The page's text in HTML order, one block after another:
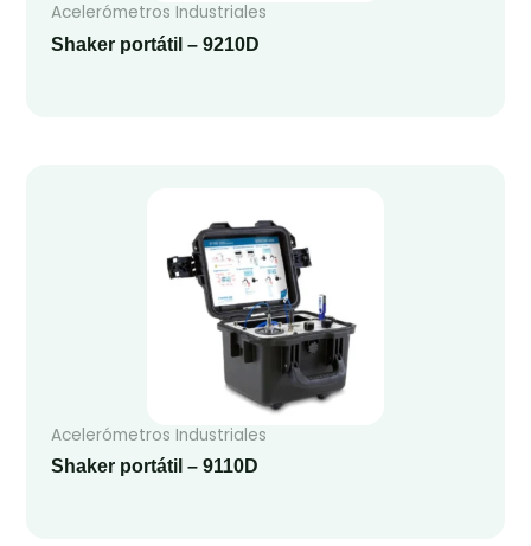
Acelerómetros Industriales
Shaker portátil – 9210D
Acelerómetros Industriales
Shaker portátil – 9110D